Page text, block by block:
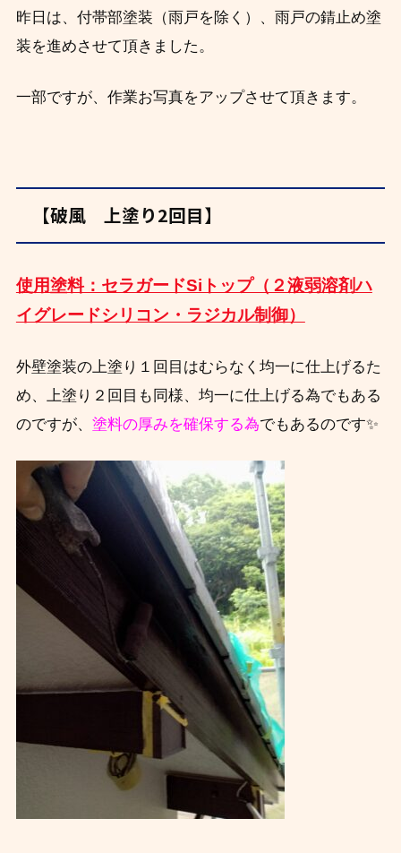
昨日は、付帯部塗装（雨戸を除く）、雨戸の錆止め塗
装を進めさせて頂きました。
一部ですが、作業お写真をアップさせて頂きます。
【破風 上塗り2回目】
使用塗料：セラガードSiトップ（２液弱溶剤ハ
イグレードシリコン・ラジカル制御）
外壁塗装の上塗り１回目はむらなく均一に仕上げるた
め、上塗り２回目も同様、均一に仕上げる為でもある
のですが、 塗料の厚みを確保する為でもあるのです✨